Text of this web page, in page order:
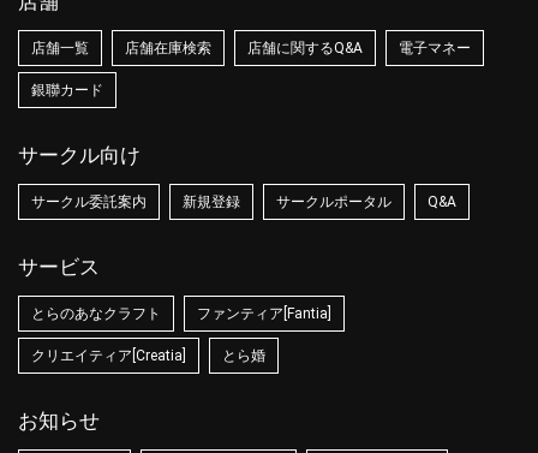
店舗一覧 店舗在庫検索 店舗に関するQ&A 電子マネー
銀聯カード
サークル向け
サークル委託案内 新規登録 サークルポータル Q&A
サービス
とらのあなクラフト ファンティア[Fantia]
クリエイティア[Creatia] とら婚
お知らせ